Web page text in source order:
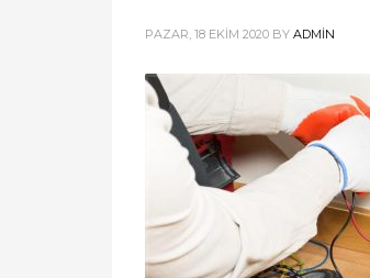
PAZAR, 18 EKIM 2020 BY ADMIN